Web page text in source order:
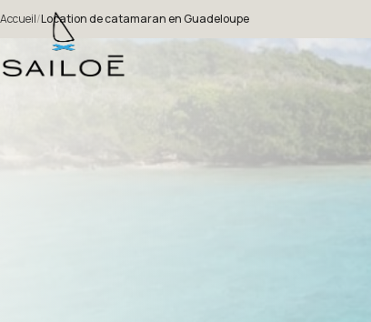
Accueil/Location de catamaran en Guadeloupe